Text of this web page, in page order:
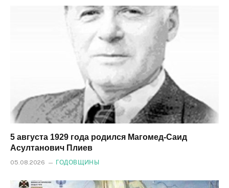
5 августа 1929 года родился Магомед‑Саид
Асултанович Плиев
05.08.2026 ГОДОВЩИНЫ